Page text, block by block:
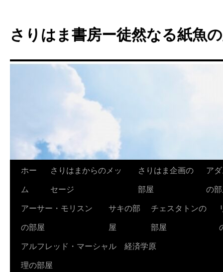
テ
ン
へ
さりはま書房ー徒然なる紙魚
ホー
ム
さりはまからのメッ
セージ
さりはま企画の
部屋
ア
の
アーサー・モリスン
の部屋
サキの部
屋
チェスタトンの
部屋
アルフレッド・マーシャル 経済学原
理の部屋